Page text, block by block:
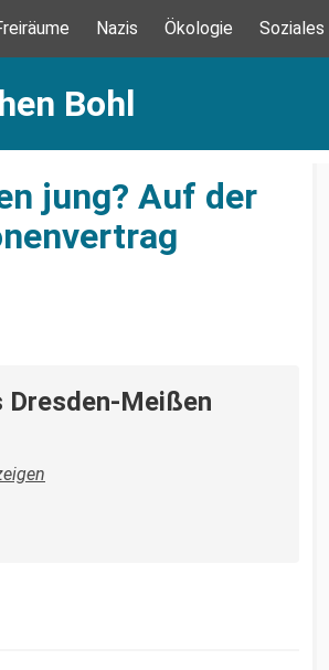
Nazis Ökologie Soziales
Bohl
jung? Auf der
Dresden-Meißen